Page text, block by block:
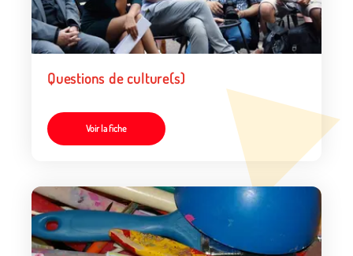
Questions de culture(s)
Voir la fiche